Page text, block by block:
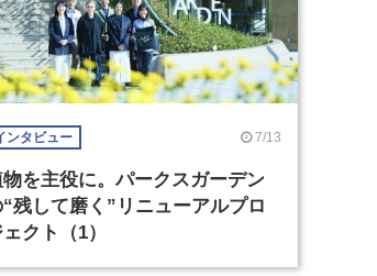
ンタビュー 7/13
を主役に。パークスガーデン
残して磨く”リニューアルプロ
クト（1）